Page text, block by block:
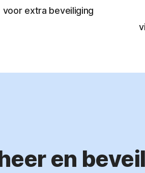
voor extra beveiliging
en